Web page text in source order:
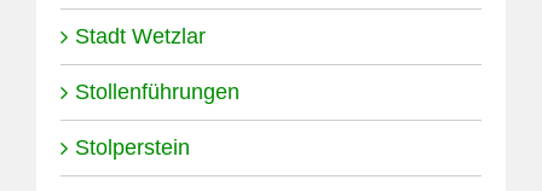
Stadt Wetzlar
Stollenführungen
Stolperstein